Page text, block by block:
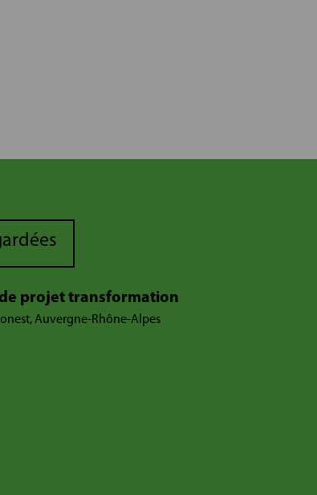
projet transformation
Auvergne-Rhône-Alpes